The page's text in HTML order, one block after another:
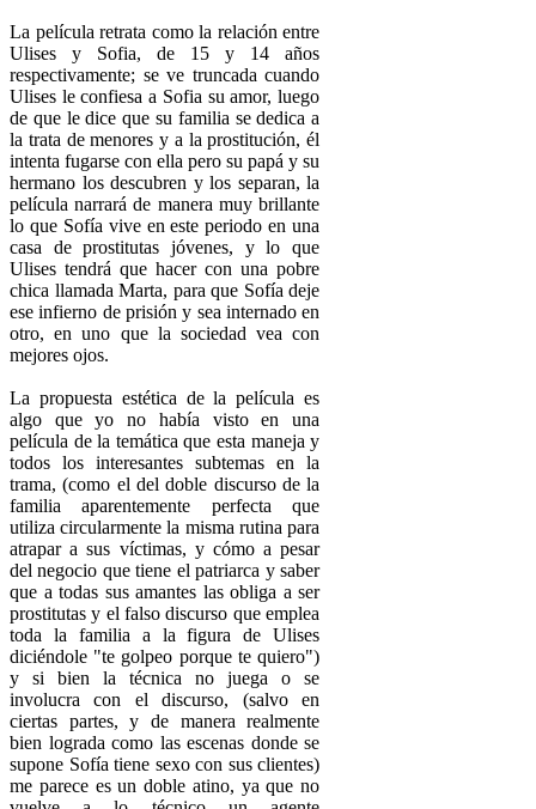
La película retrata como la relación entre
Ulises y Sofia, de 15 y 14 años
respectivamente; se ve truncada cuando
Ulises le confiesa a Sofia su amor, luego
de que le dice que su familia se dedica a
la trata de menores y a la prostitución, él
intenta fugarse con ella pero su papá y su
hermano los descubren y los separan, la
película narrará de manera muy brillante
lo que Sofía vive en este periodo en una
casa de prostitutas jóvenes, y lo que
Ulises tendrá que hacer con una pobre
chica llamada Marta, para que Sofía deje
ese infierno de prisión y sea internado en
otro, en uno que la sociedad vea con
mejores ojos.
La propuesta estética de la película es
algo que yo no había visto en una
película de la temática que esta maneja y
todos los interesantes subtemas en la
trama, (como el del doble discurso de la
familia aparentemente perfecta que
utiliza circularmente la misma rutina para
atrapar a sus víctimas, y cómo a pesar
del negocio que tiene el patriarca y saber
que a todas sus amantes las obliga a ser
prostitutas y el falso discurso que emplea
toda la familia a la figura de Ulises
diciéndole "te golpeo porque te quiero")
y si bien la técnica no juega o se
involucra con el discurso, (salvo en
ciertas partes, y de manera realmente
bien lograda como las escenas donde se
supone Sofía tiene sexo con sus clientes)
me parece es un doble atino, ya que no